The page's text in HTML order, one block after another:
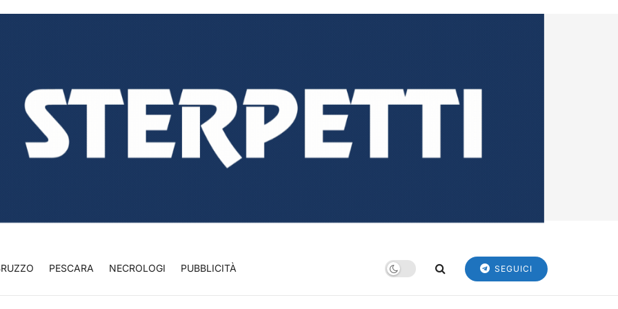
PESCARA NECROLOGI PUBBLICITÀ SEGUICI